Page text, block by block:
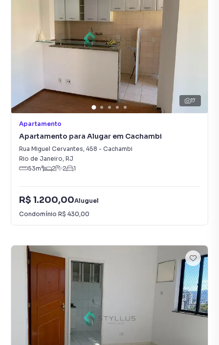
17
Apartamento
Apartamento para Alugar em Cachambi
Rua Miguel Cervantes, 458 - Cachambi
Rio de Janeiro, RJ
53m² 2 2 1
R$ 1.200,00Aluguel
Condomínio R$ 430,00